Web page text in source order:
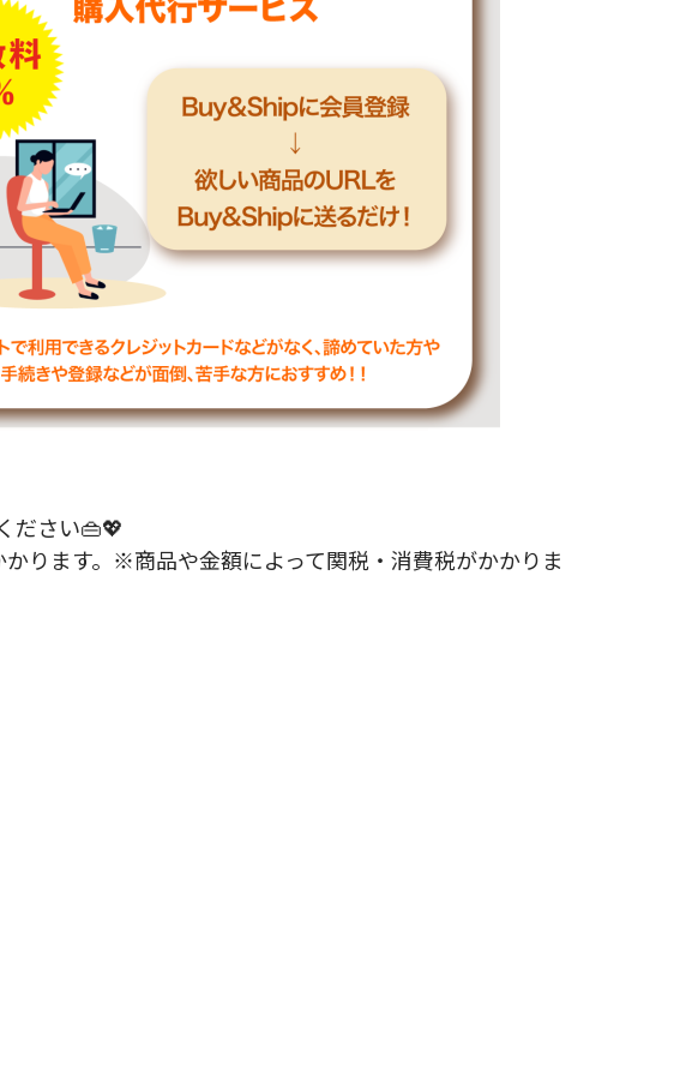
ださい👜💖
ります。※商品や金額によって関税・消費税がかかりま